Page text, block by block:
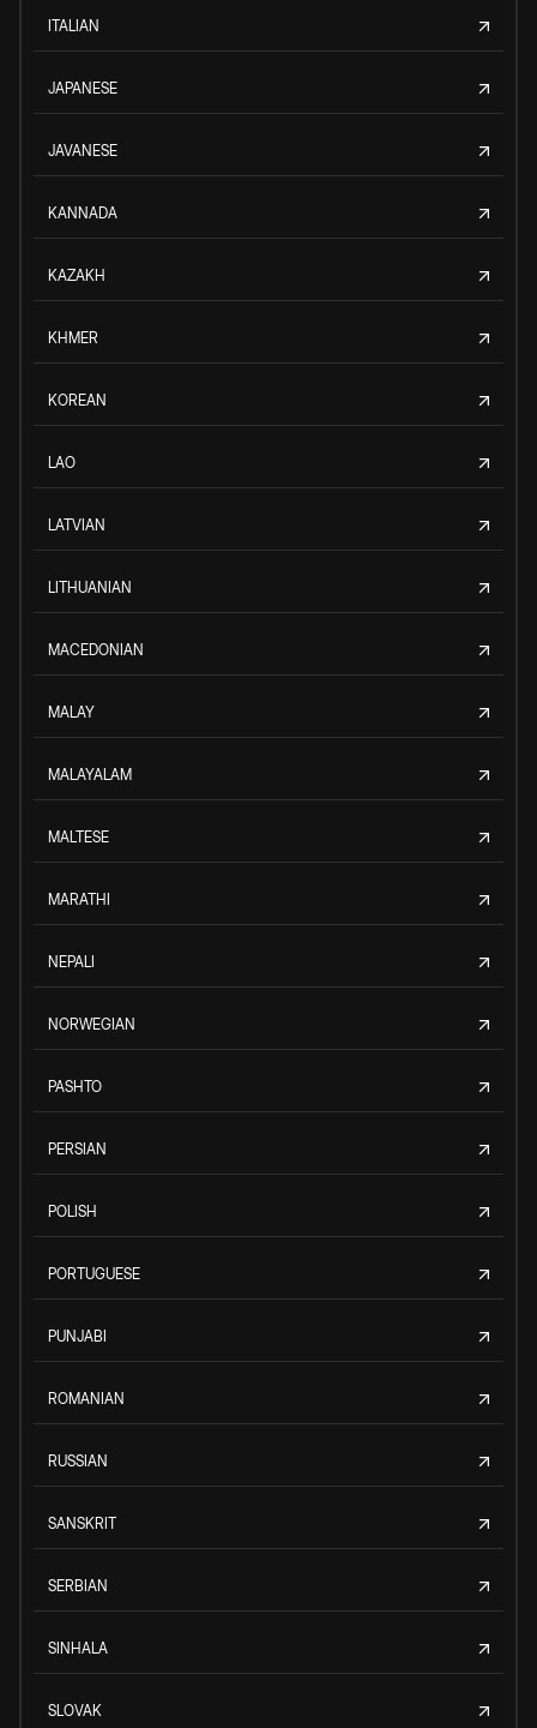
ITALIAN
JAPANESE
JAVANESE
KANNADA
KAZAKH
KHMER
KOREAN
LAO
LATVIAN
LITHUANIAN
MACEDONIAN
MALAY
MALAYALAM
MALTESE
MARATHI
NEPALI
NORWEGIAN
PASHTO
PERSIAN
POLISH
PORTUGUESE
PUNJABI
ROMANIAN
RUSSIAN
SANSKRIT
SERBIAN
SINHALA
SLOVAK